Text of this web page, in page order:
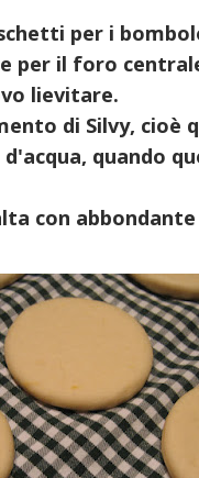
per i
per il foro
lievitare.
di Silvy, cioè
quando
con